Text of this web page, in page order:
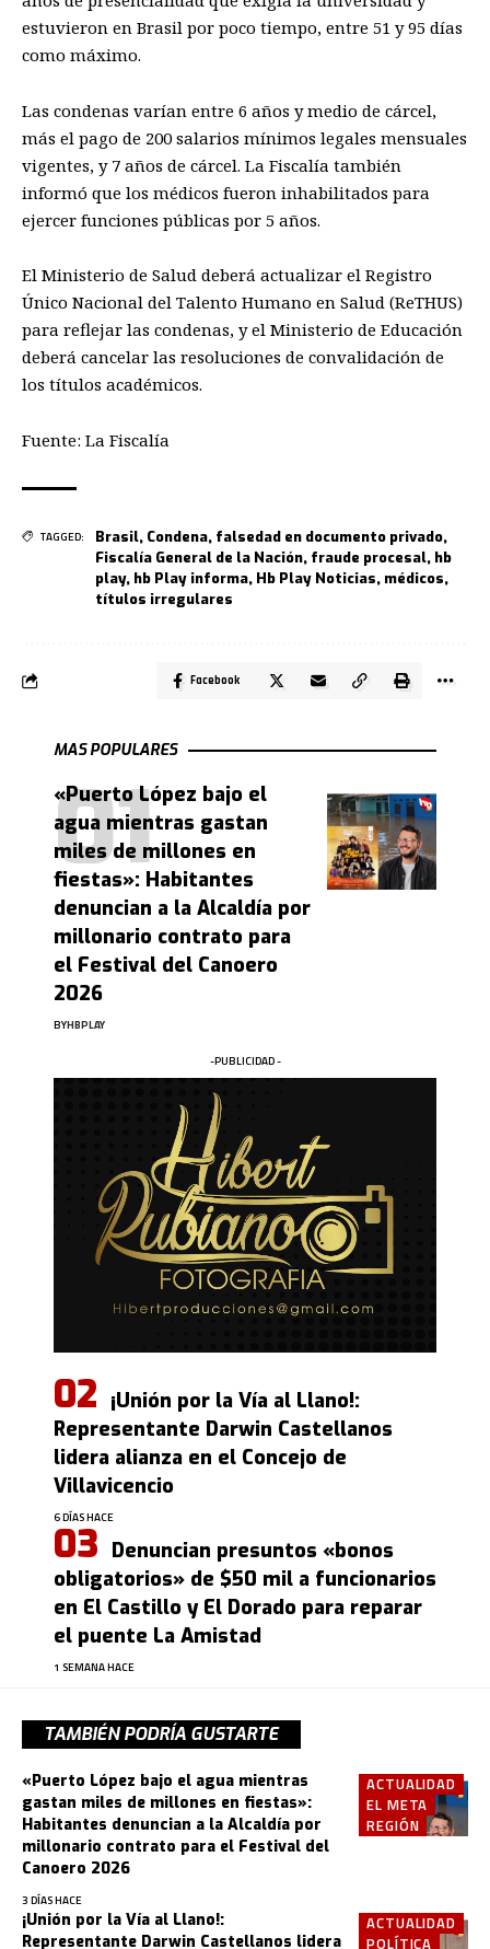
estuvieron en Brasil por poco tiempo, entre 51 y 95 días
como máximo.
Las condenas varían entre 6 años y medio de cárcel,
más el pago de 200 salarios mínimos legales mensuales
vigentes, y 7 años de cárcel. La Fiscalía también
informó que los médicos fueron inhabilitados para
ejercer funciones públicas por 5 años.
El Ministerio de Salud deberá actualizar el Registro
Único Nacional del Talento Humano en Salud (ReTHUS)
para reflejar las condenas, y el Ministerio de Educación
deberá cancelar las resoluciones de convalidación de
los títulos académicos.
Fuente: La Fiscalía
TAGGED: Brasil, Condena, falsedad en documento privado,
Fiscalía General de la Nación, fraude procesal, hb
play, hb Play informa, Hb Play Noticias, médicos,
títulos irregulares
Facebook
MAS POPULARES
«Puerto López bajo el
agua mientras gastan
miles de millones en
fiestas»: Habitantes
denuncian a la Alcaldía por
millonario contrato para
el Festival del Canoero
2026
BYHBPLAY
-PUBLICIDAD -
¡Unión por la Vía al Llano!:
Representante Darwin Castellanos
lidera alianza en el Concejo de
Villavicencio
6 DÍAS HACE
Denuncian presuntos «bonos
obligatorios» de $50 mil a funcionarios
en El Castillo y El Dorado para reparar
el puente La Amistad
1 SEMANA HACE
TAMBIÉN PODRÍA GUSTARTE
ACTUALIDAD
EL META
REGIÓN
«Puerto López bajo el agua mientras
gastan miles de millones en fiestas»:
Habitantes denuncian a la Alcaldía por
millonario contrato para el Festival del
Canoero 2026
3 DÍAS HACE
ACTUALIDAD
POLÍTICA
¡Unión por la Vía al Llano!:
Representante Darwin Castellanos lidera